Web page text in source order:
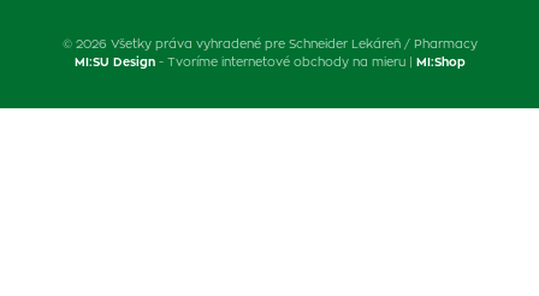
© 2026 Všetky práva vyhradené pre Schneider Lekáreň / Pharmacy
MI:SU Design- Tvoríme internetové obchody na mieru | MI:Shop